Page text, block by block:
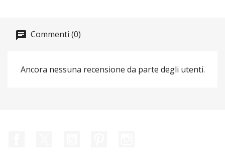
Commenti (0)
Ancora nessuna recensione da parte degli utenti.